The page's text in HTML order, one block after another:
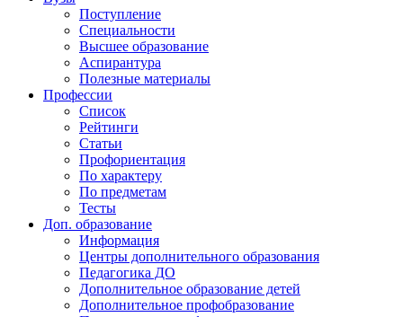
Поступление
Специальности
Высшее образование
Аспирантура
Полезные материалы
Профессии
Список
Рейтинги
Статьи
Профориентация
По характеру
По предметам
Тесты
Доп. образование
Информация
Центры дополнительного образования
Педагогика ДО
Дополнительное образование детей
Дополнительное профобразование